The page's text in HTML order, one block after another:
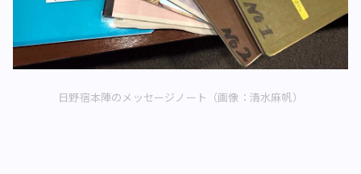
日野宿本陣のメッセージノート（画像：清水麻帆）